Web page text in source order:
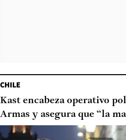
CHILE
Kast encabeza operativo
Armas y asegura que “la